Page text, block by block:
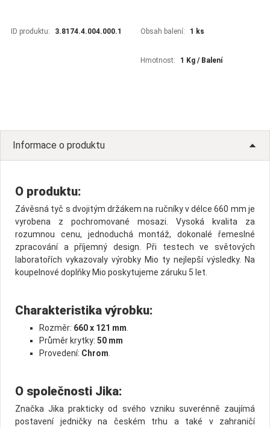
ID produktu: 3.8174.4.004.000.1 Obsah balení: 1 ks
Hmotnost: 1 Kg / Balení
Informace o produktu
O produktu:
Závěsná tyč s dvojitým držákem na ručníky v délce 660 mm je
vyrobena z pochromované mosazi. Vysoká kvalita za
rozumnou cenu, jednoduchá montáž, dokonalé řemeslné
zpracování a příjemný design. Při testech ve světových
laboratořích vykazovaly výrobky Mio ty nejlepší výsledky. Na
koupelnové doplňky Mio poskytujeme záruku 5 let.
Charakteristika výrobku:
Rozměr: 660 x 121 mm
Průměr krytky: 50 mm
Provedení: Chrom
O společnosti Jika:
Značka Jika prakticky od svého vzniku suverénně zaujímá
postavení jedničky na českém trhu a také v zahraničí